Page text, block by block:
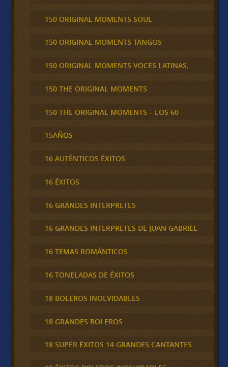
150 ORIGINAL MOMENTS SOUL
150 ORIGINAL MOMENTS TANGOS
150 ORIGINAL MOMENTS VOCES LATINAS,
150 THE ORIGINAL MOMENTS
150 THE ORIGINAL MOMENTS – LOS 60
15AÑOS
16 AUTÉNTICOS ÉXITOS
16 ÉXITOS
16 GRANDES INTERPRETES
16 GRANDES INTERPRETES DE JUAN GABRIEL
16 TEMAS ROMÁNTICOS
16 TONELADAS DE ÉXITOS
18 BOLEROS INOLVIDABLES
18 GRANDES BOLEROS
18 SUPER ÉXITOS 14 GRANDES CANTANTES